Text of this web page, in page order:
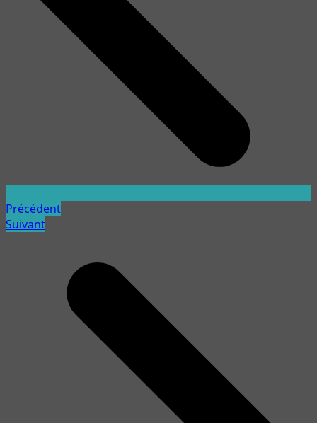
Précédent
Suivant